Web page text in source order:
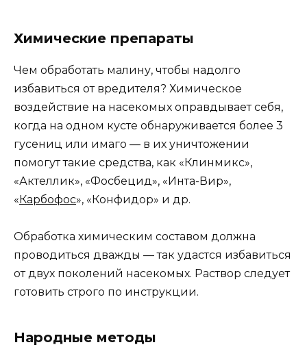
Химические препараты
Чем обработать малину, чтобы надолго
избавиться от вредителя? Химическое
воздействие на насекомых оправдывает себя,
когда на одном кусте обнаруживается более 3
гусениц или имаго — в их уничтожении
помогут такие средства, как «Клинмикс»,
«Актеллик», «Фосбецид», «Инта-Вир»,
«Карбофос», «Конфидор» и др.
Обработка химическим составом должна
проводиться дважды — так удастся избавиться
от двух поколений насекомых. Раствор следует
готовить строго по инструкции.
Народные методы